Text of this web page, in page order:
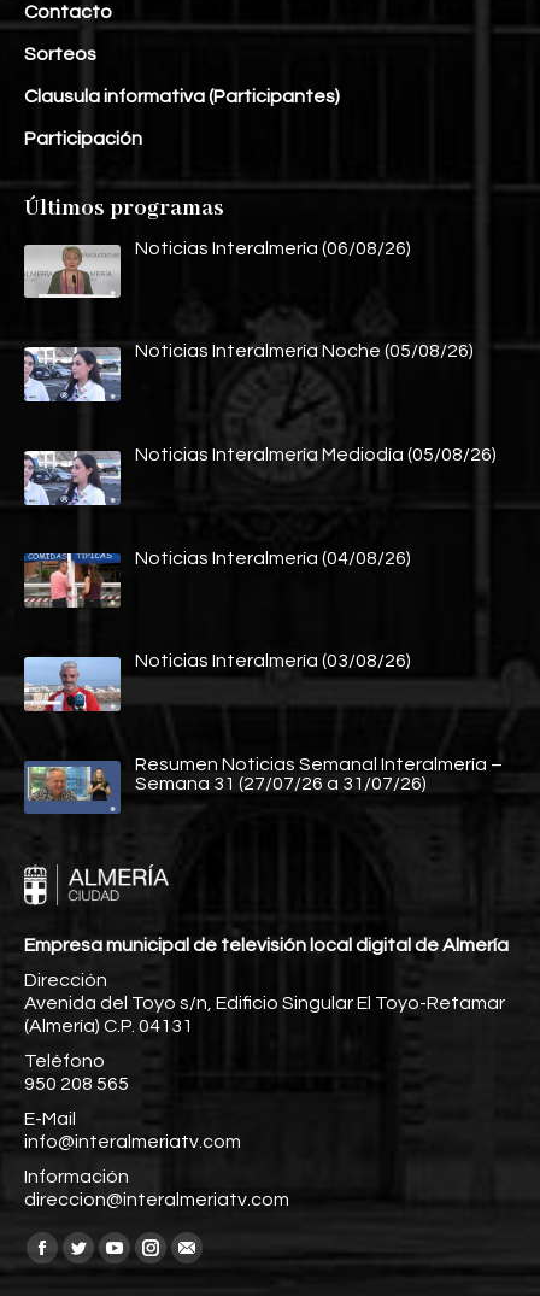
Contacto
Sorteos
Clausula informativa (Participantes)
Participación
Últimos programas
Noticias Interalmería (06/08/26)
Noticias Interalmería Noche (05/08/26)
Noticias Interalmería Mediodía (05/08/26)
Noticias Interalmería (04/08/26)
Noticias Interalmería (03/08/26)
Resumen Noticias Semanal Interalmería –
Semana 31 (27/07/26 a 31/07/26)
Empresa municipal de televisión local digital de Almería
Dirección
Avenida del Toyo s/n, Edificio Singular El Toyo-Retamar
(Almería) C.P. 04131
Teléfono
950 208 565
E-Mail
info@interalmeriatv.com
Información
direccion@interalmeriatv.com
Encuéntranos en:
Facebook
TwitterYouTube
Instagram
Mail